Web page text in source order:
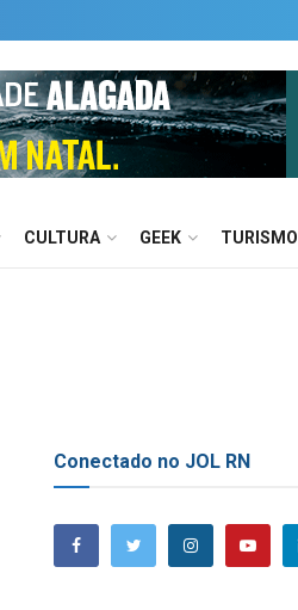
CULTURA GEEK TURISMO
Conectado no JOL RN